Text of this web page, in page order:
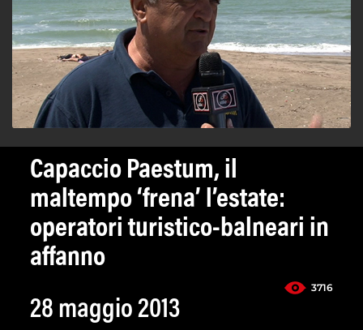
Capaccio Paestum, il
maltempo ‘frena’ l’estate:
operatori turistico-balneari in
affanno
3716
28 maggio 2013